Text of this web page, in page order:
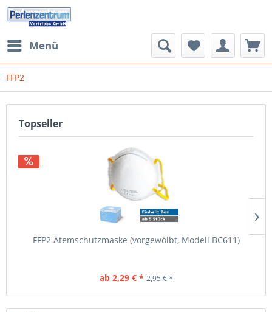
Menü
FFP2
Topseller
FFP2 Atemschutzmaske (vorgewölbt, Modell BC611)
ab 2,29 € * 2,95 € *